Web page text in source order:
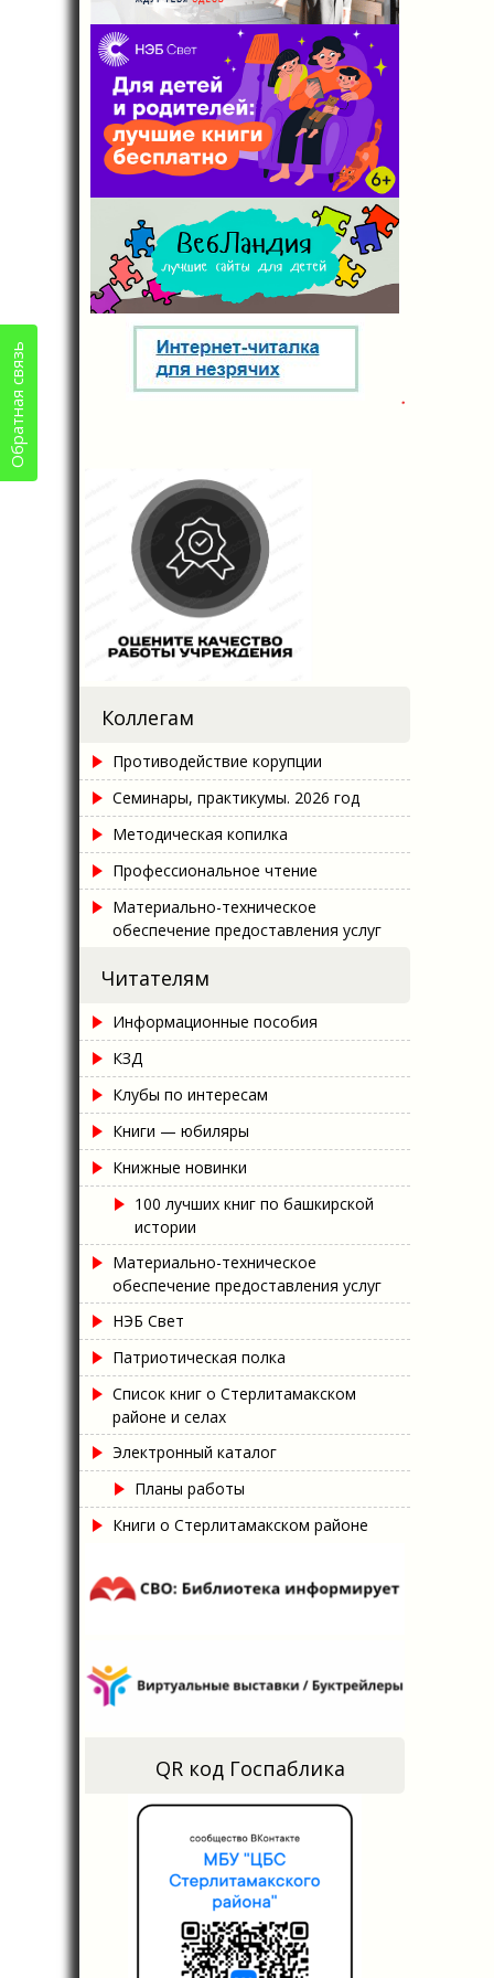
Коллегам
Противодействие корупции
Семинары, практикумы. 2026 год
Методическая копилка
Профессиональное чтение
Материально-техническое
обеспечение предоставления услуг
Читателям
Информационные пособия
КЗД
Клубы по интересам
Книги — юбиляры
Книжные новинки
100 лучших книг по башкирской
истории
Материально-техническое
обеспечение предоставления услуг
НЭБ Свет
Патриотическая полка
Список книг о Стерлитамакском
районе и селах
Электронный каталог
Планы работы
Книги о Стерлитамакском районе
QR код Госпаблика
Обратная связь